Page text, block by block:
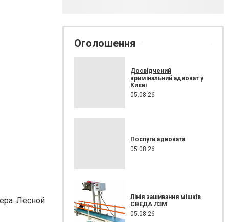
Лесной
Оголошення
Досвідчений
кримінальний адвокат у
Києві
05.08.26
Послуги адвоката
05.08.26
Лінія зашивання мішків
СВЕДА ЛЗМ
05.08.26